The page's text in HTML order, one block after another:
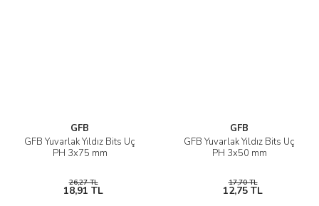
GFB
GFB Yuvarlak Yıldız Bits Uç
PH 3x75 mm
26,27 TL
18,91 TL
GFB
GFB Yuvarlak Yıldız Bits Uç
PH 3x50 mm
17,70 TL
12,75 TL